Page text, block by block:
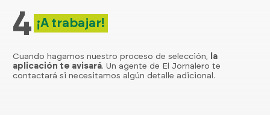
4 ¡A trabajar!
Cuando hagamos nuestro proceso de selección,
la
aplicación te avisará. Un agente de El Jornalero te
contactará si necesitamos algún detalle adicional.